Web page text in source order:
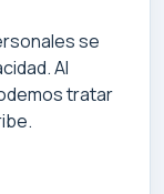
se
Al
tratar